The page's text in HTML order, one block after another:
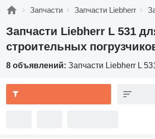
Запчасти Запчасти Liebherr
Запчасти Liebherr L 531
строительных
8 объявлений: Запчасти Liebherr L